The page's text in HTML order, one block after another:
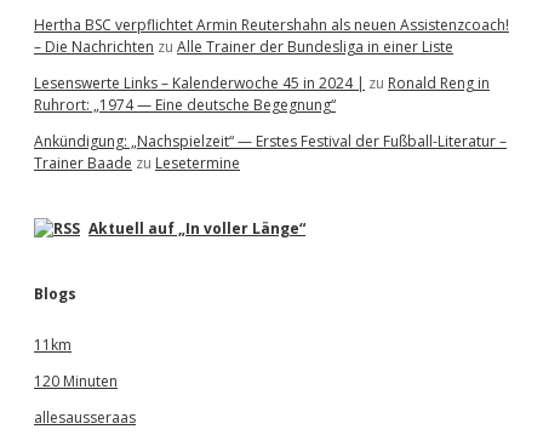
Hertha BSC verpflichtet Armin Reutershahn als neuen Assistenzcoach!
– Die Nachrichten zu Alle Trainer der Bundesliga in einer Liste
Lesenswerte Links – Kalenderwoche 45 in 2024 | zu Ronald Reng in
Ruhrort: „1974 — Eine deutsche Begegnung“
Ankündigung: „Nachspielzeit“ — Erstes Festival der Fußball-Literatur –
Trainer Baade zu Lesetermine
Aktuell auf „In voller Länge“
Blogs
11km
120 Minuten
allesausseraas